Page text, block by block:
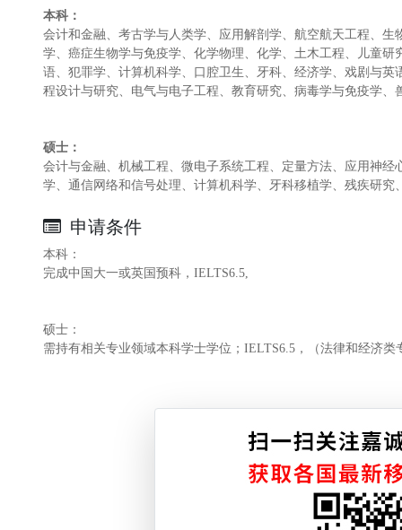
本科：
会计和金融、考古学与人类学、应用解剖学、航空航天工程、
学、癌症生物学与免疫学、化学物理、化学、土木工程、儿童
语、犯罪学、计算机科学、口腔卫生、牙科、经济学、戏剧与
程设计与研究、电气与电子工程、教育研究、病毒学与免疫学、
硕士：
会计与金融、机械工程、微电子系统工程、定量方法、应用神
学、通信网络和信号处理、计算机科学、牙科移植学、残疾研
申请条件
本科：
完成中国大一或英国预科，IELTS6.5,
硕士：
需持有相关专业领域本科学士学位；IELTS6.5，（法律和经济类